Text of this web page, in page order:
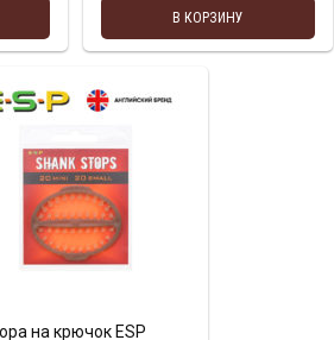
В КОРЗИНУ
на крючок ESP